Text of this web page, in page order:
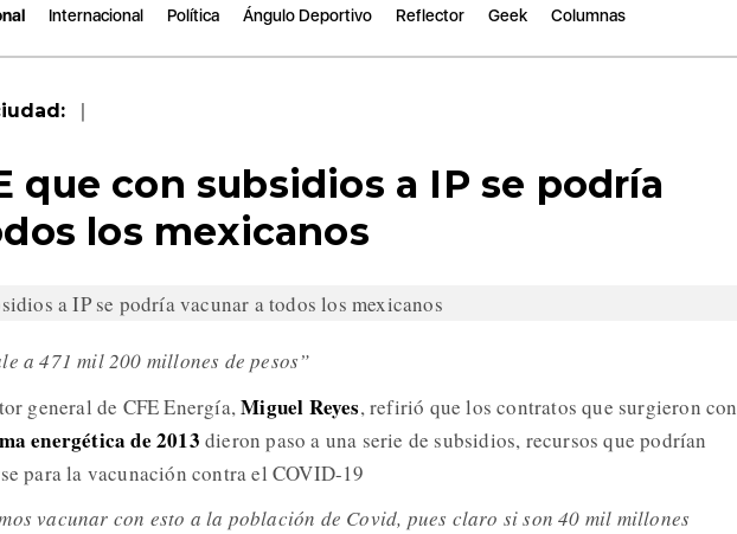
Internacional Política Ángulo Deportivo Reflector Geek Columnas
|
que con subsidios a IP se podría
los mexicanos
a 471 mil 200 millones de pesos”
general de CFE Energía,Miguel Reyes, refirió que los contratos que surgieron con
energética de 2013 dieron paso a una serie de subsidios, recursos que podrían
para la vacunación contra el COVID-19
vacunar con esto a la población de Covid, pues claro si son 40 mil millones